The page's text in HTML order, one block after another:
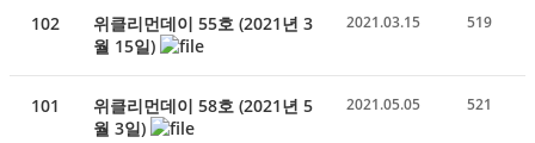
102
위클리먼데이 55호 (2021년 3
월 15일)
2021.03.15 519
101
위클리먼데이 58호 (2021년 5
월 3일)
2021.05.05 521